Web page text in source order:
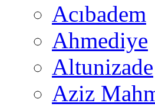
Acıbadem
Ahmediye
Altunizade
Aziz